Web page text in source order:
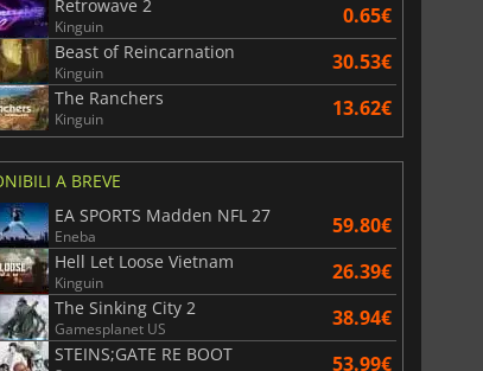
Retrowave 2
Kinguin 0.65€
Beast of Reincarnation
Kinguin 30.53€
The Ranchers
Kinguin 13.62€
A BREVE
EA SPORTS Madden NFL 27
Eneba 59.80€
Hell Let Loose Vietnam
Kinguin 26.39€
The Sinking City 2
Gamesplanet US 38.94€
STEINS;GATE RE BOOT 53.99€